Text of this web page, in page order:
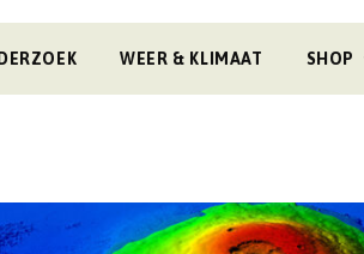
WEER & KLIMAAT SHOP